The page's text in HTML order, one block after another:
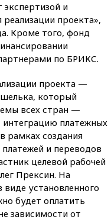
и
проекта»,
Кроме того, фонд
по БРИКС.
проекта —
который
всех стран —
платежных
рамках создания
и переводов
целевой рабочей
Прексин. На
виде установленного
будет оплатить
зависимости от